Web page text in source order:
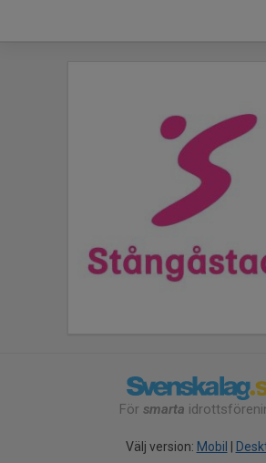
För smarta
Välj version: Mobil